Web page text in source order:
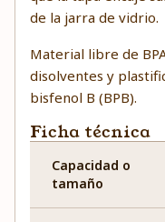
de la jarra de vidrio.
Material libre de
disolventes y
bisfenol B (BPB).
Ficha técnica
Capacidad o
tamaño